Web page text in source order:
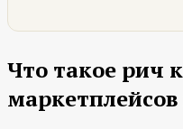
Что такое рич